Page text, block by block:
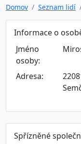
Domov Seznam lidí
Informace o
Jméno
osoby:
Adresa:
Spřízněné